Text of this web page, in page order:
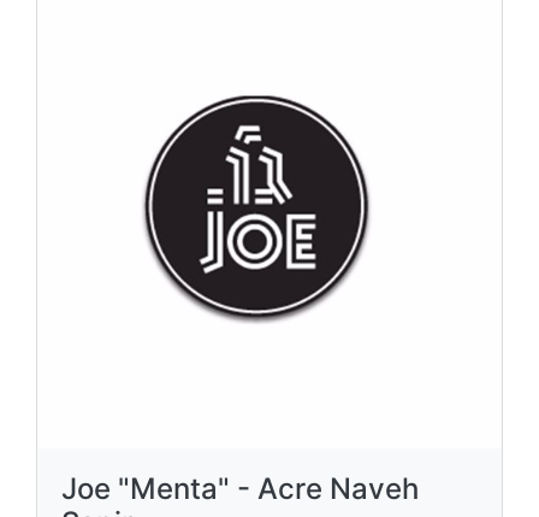
Joe "Menta" - Acre Naveh